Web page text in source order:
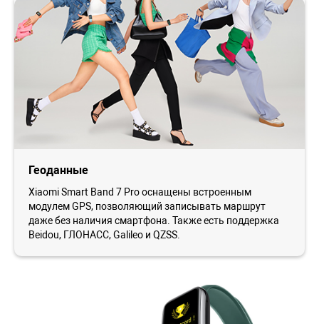
Геоданные
Xiaomi Smart Band 7 Pro оснащены встроенным
модулем GPS, позволяющий записывать маршрут
даже без наличия смартфона. Также есть поддержка
Beidou, ГЛОНАСС, Galileo и QZSS.